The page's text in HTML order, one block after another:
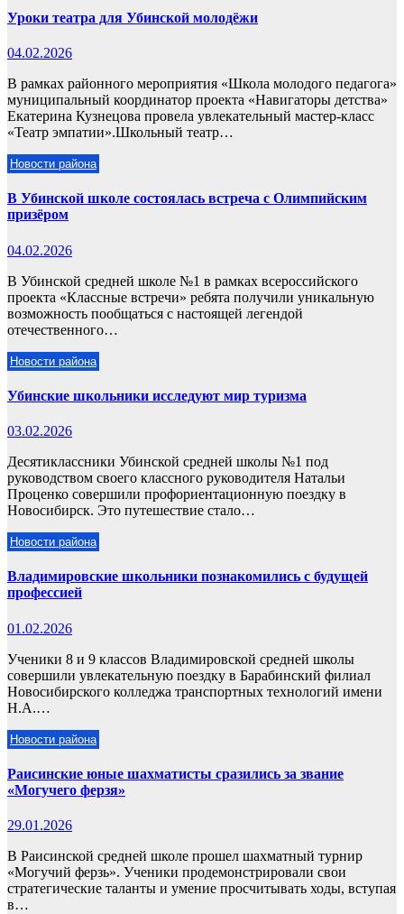
Уроки театра для Убинской молодёжи
04.02.2026
В рамках районного мероприятия «Школа молодого педагога»
муниципальный координатор проекта «Навигаторы детства»
Екатерина Кузнецова провела увлекательный мастер-класс
«Театр эмпатии».Школьный театр…
Новости района
В Убинской школе состоялась встреча с Олимпийским
призёром
04.02.2026
В Убинской средней школе №1 в рамках всероссийского
проекта «Классные встречи» ребята получили уникальную
возможность пообщаться с настоящей легендой
отечественного…
Новости района
Убинские школьники исследуют мир туризма
03.02.2026
Десятиклассники Убинской средней школы №1 под
руководством своего классного руководителя Натальи
Проценко совершили профориентационную поездку в
Новосибирск. Это путешествие стало…
Новости района
Владимировские школьники познакомились с будущей
профессией
01.02.2026
Ученики 8 и 9 классов Владимировской средней школы
совершили увлекательную поездку в Барабинский филиал
Новосибирского колледжа транспортных технологий имени
Н.А.…
Новости района
Раисинские юные шахматисты сразились за звание
«Могучего ферзя»
29.01.2026
В Раисинской средней школе прошел шахматный турнир
«Могучий ферзь». Ученики продемонстрировали свои
стратегические таланты и умение просчитывать ходы, вступая
в…